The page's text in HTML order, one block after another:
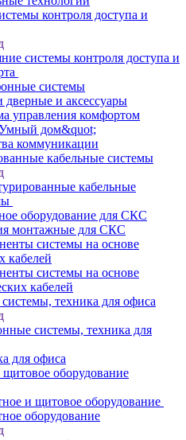
контроля доступа и
системы контроля доступа и
системы
дверные и аксессуары
управления комфортом
дом&quot;
коммуникации
кабельные системы
кабельные
оборудование для СКС
монтажные для СКС
системы на основе
кабелей
системы на основе
кабелей
техника для офиса
системы, техника для
для офиса
оборудование
и щитовое оборудование
оборудование